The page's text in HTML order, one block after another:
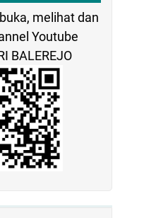
melihat dan
Youtube
BALEREJO